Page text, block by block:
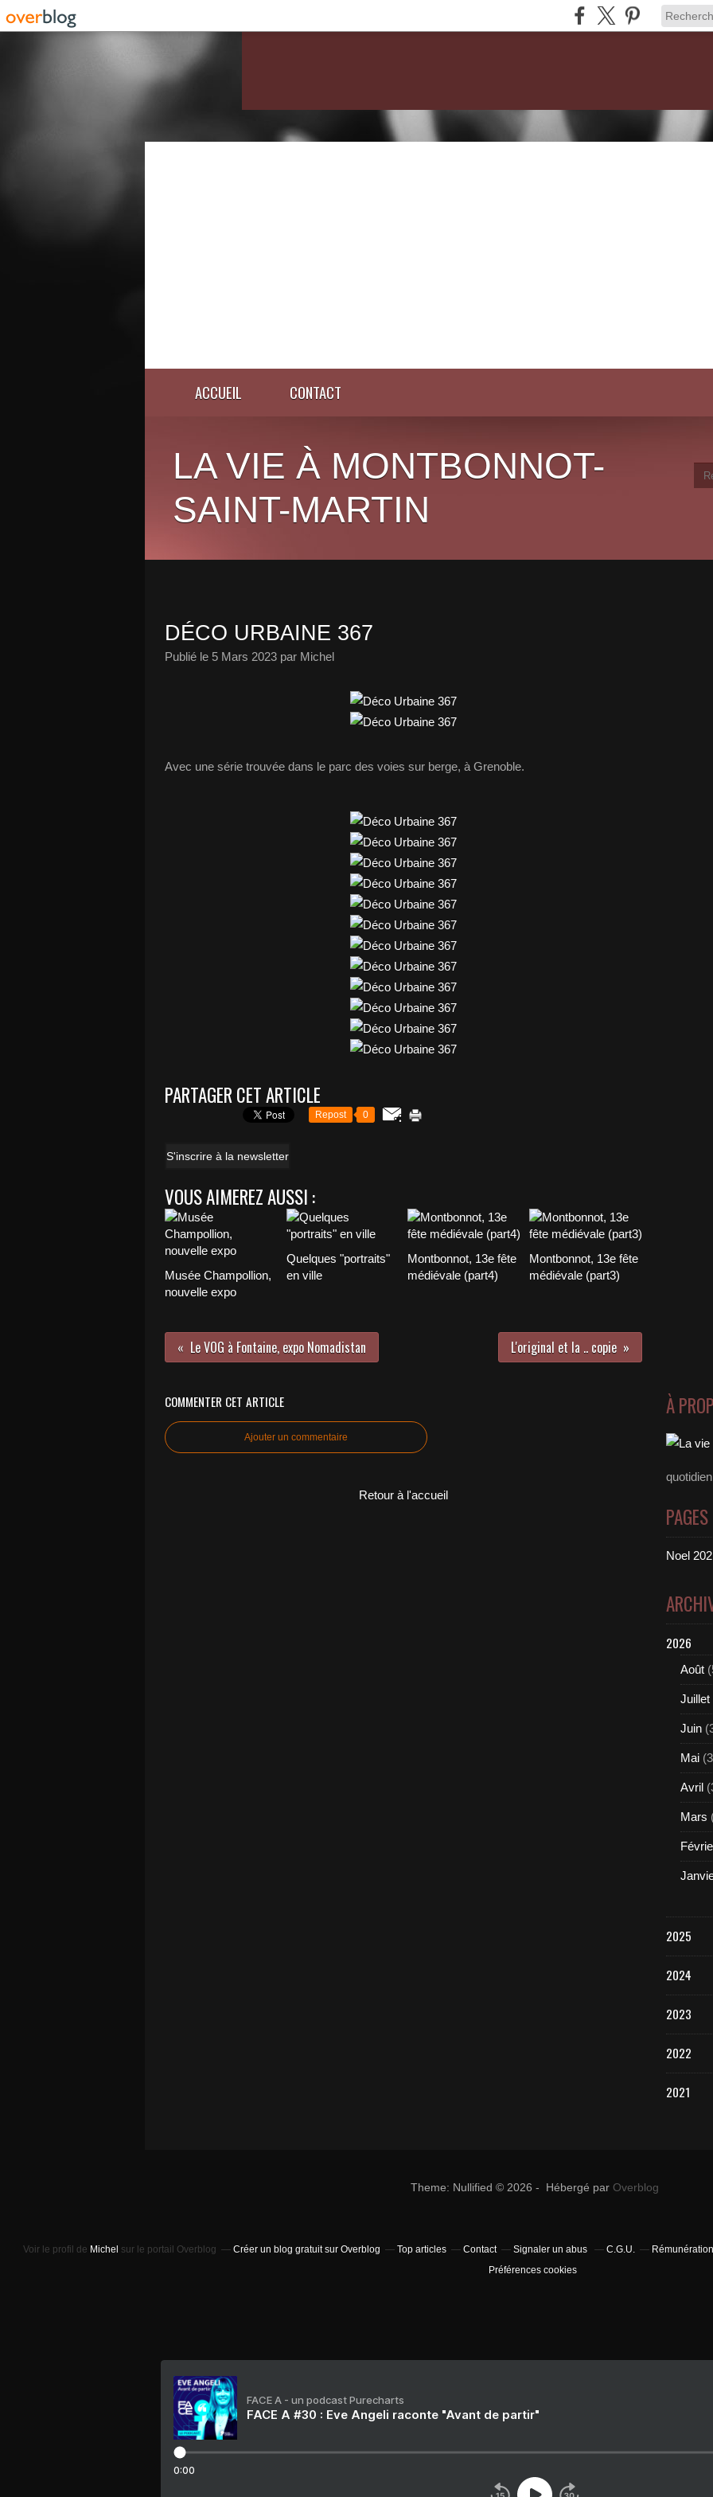
ACCUEIL CONTACT
LA VIE À MONTBONNOT-
SAINT-MARTIN
DÉCO URBAINE 367
Publié le 5 Mars 2023 par Michel
Avec une série trouvée dans le parc des voies sur berge, à Grenoble.
PARTAGER CET ARTICLE
Repost 0
S'inscrire à la newsletter
VOUS AIMEREZ AUSSI :
Musée Champollion,
nouvelle expo
Quelques "portraits"
en ville
Montbonnot, 13e fête
médiévale (part4)
Montbonnot, 13e fête
médiévale (part3)
Le VOG à Fontaine, expo Nomadistan L'original et la .. copie
COMMENTER CET ARTICLE
Ajouter un commentaire
Retour à l'accueil
À
PAGES
Noel
2026
Août
Juillet
Juin
Mai
Avril
Mars
2025
2024
2023
2022
2021
Theme: Nullified © 2026 - Hébergé par Overblog
Voir le profil de Michel sur le portail Overblog Créer un blog gratuit sur Overblog Top articles Contact Signaler un abus C.G.U.
Préférences cookies
FACE A - un podcast Purecharts
FACE A #30 : Eve Angeli raconte "Avant de partir"
0:00